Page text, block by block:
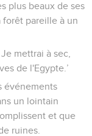
plus beaux de ses
forêt pareille à un
mettrai à sec,
de l'Egypte.’
événements
un lointain
et que
ruines.